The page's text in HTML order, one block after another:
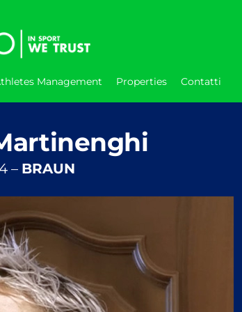
Management Properties Contatti
– BRAUN